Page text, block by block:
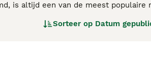
is altijd een van de meest populaire
jaren één van de meest populaire
Sorteer op Datum